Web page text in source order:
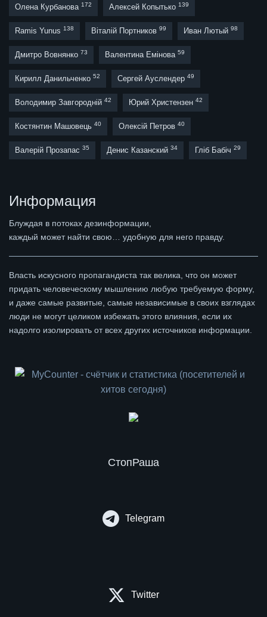
Олена Курбанова 172 Алексей Копытько 139
Ramis Yunus 138 Віталій Портников 99 Иван Лютый 98
Дмитро Вовнянко 73 Валентина Емінова 59
Кирилл Данильченко 52 Сергей Ауслендер 49
Володимир Завгородній 42 Юрий Христензен 42
Костянтин Машовець 40 Олексій Петров 40
Валерій Прозапас 35 Денис Казанский 34 Гліб Бабіч 29
Информация
Блуждая в потоках дезинформации,
каждый может найти свою… удобную для него правду.
Власть искусного пропагандиста так велика, что он может
придать человеческому мышлению любую требуемую форму,
и даже самые развитые, самые независимые в своих взглядах
люди не могут целиком избежать этого влияния, если их
надолго изолировать от всех других источников информации.
СтопРаша
Telegram
Twitter